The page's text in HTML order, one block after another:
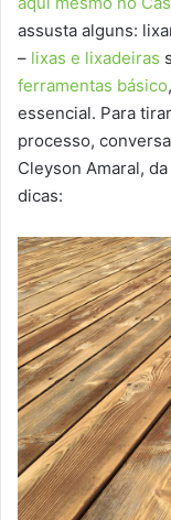
assusta alguns:
– lixas e lixadeiras
ferramentas básico
essencial. Para
processo,
Cleyson Amaral,
dicas: